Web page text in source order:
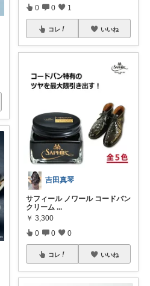
0 0 1
コレ いいね
吉田真琴
サフィール ノワール コードバン
クリーム ...
￥ 3,300
0 0 0
コレ いいね